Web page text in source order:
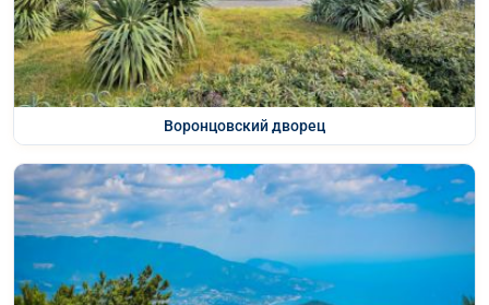
Воронцовский дворец